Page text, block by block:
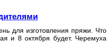
для изготовления пряжи. Что
и 8 октября будет. Черемуха